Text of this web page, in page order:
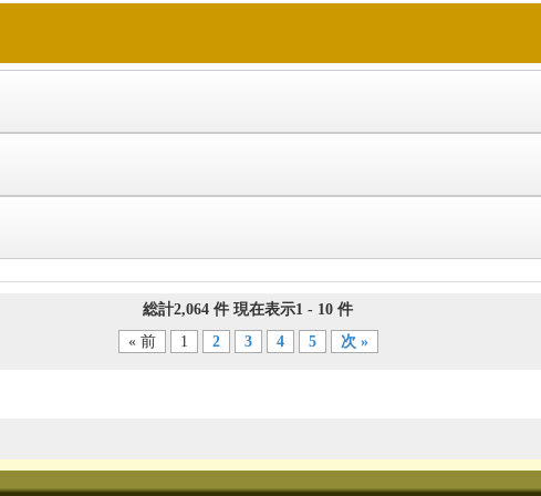
総計2,064 件 現在表示1 - 10 件
« 前
1 2 3 4 5 次 »